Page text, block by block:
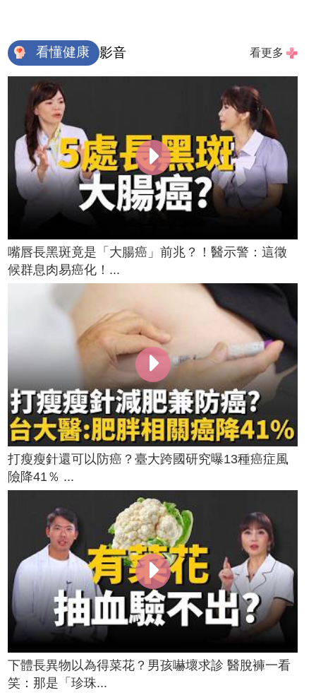
看懂健康 影音 看更多
嘴唇長黑斑竟是「大腸癌」前兆？！醫示警：這徵
候群息肉易癌化！...
打瘦瘦針還可以防癌？臺大跨國研究曝13種癌症風
險降41％ ...
下體長異物以為得菜花？男孩嚇壞求診 醫脫褲一看
笑：那是「珍珠...